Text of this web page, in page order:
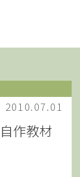
2010.07.01
作教材